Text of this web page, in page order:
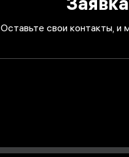
Оставьте свои контакты, и